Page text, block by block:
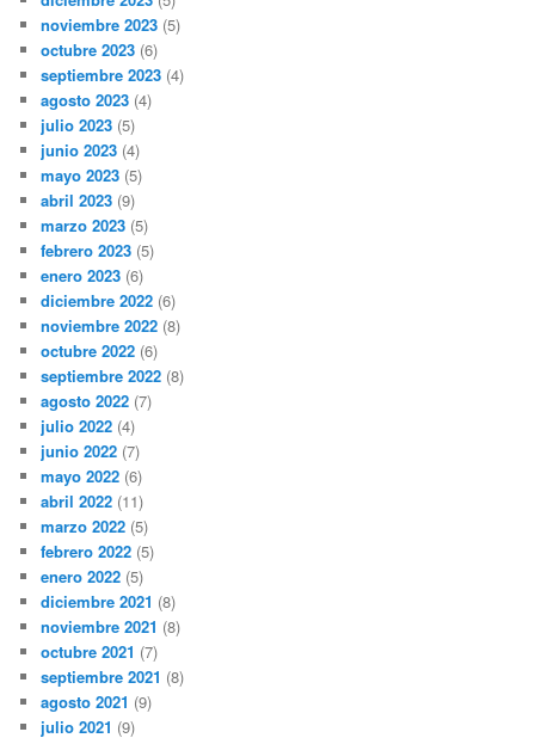
noviembre 2023 (5)
octubre 2023 (6)
septiembre 2023 (4)
agosto 2023 (4)
julio 2023 (5)
junio 2023 (4)
mayo 2023 (5)
abril 2023 (9)
marzo 2023 (5)
febrero 2023 (5)
enero 2023 (6)
diciembre 2022 (6)
noviembre 2022 (8)
octubre 2022 (6)
septiembre 2022 (8)
agosto 2022 (7)
julio 2022 (4)
junio 2022 (7)
mayo 2022 (6)
abril 2022 (11)
marzo 2022 (5)
febrero 2022 (5)
enero 2022 (5)
diciembre 2021 (8)
noviembre 2021 (8)
octubre 2021 (7)
septiembre 2021 (8)
agosto 2021 (9)
julio 2021 (9)